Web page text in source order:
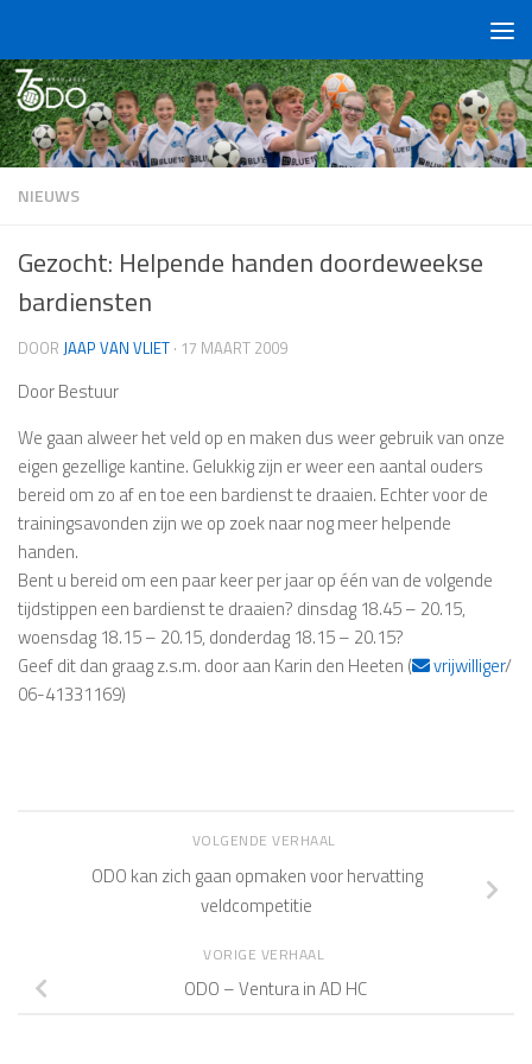
NIEUWS
Gezocht: Helpende handen doordeweekse
bardiensten
DOOR JAAP VAN VLIET · 17 MAART 2009
Door Bestuur
We gaan alweer het veld op en maken dus weer gebruik van onze
eigen gezellige kantine. Gelukkig zijn er weer een aantal ouders
bereid om zo af en toe een bardienst te draaien. Echter voor de
trainingsavonden zijn we op zoek naar nog meer helpende
handen.
Bent u bereid om een paar keer per jaar op één van de volgende
tijdstippen een bardienst te draaien? dinsdag 18.45 – 20.15,
woensdag 18.15 – 20.15, donderdag 18.15 – 20.15?
Geef dit dan graag z.s.m. door aan Karin den Heeten (
vrijwilliger/
06-41331169)
VOLGENDE VERHAAL
ODO kan zich gaan opmaken voor hervatting
veldcompetitie
VORIGE VERHAAL
ODO – Ventura in AD HC